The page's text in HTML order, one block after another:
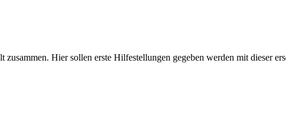
Hier sollen erste Hilfestellungen gegeben werden mit dieser